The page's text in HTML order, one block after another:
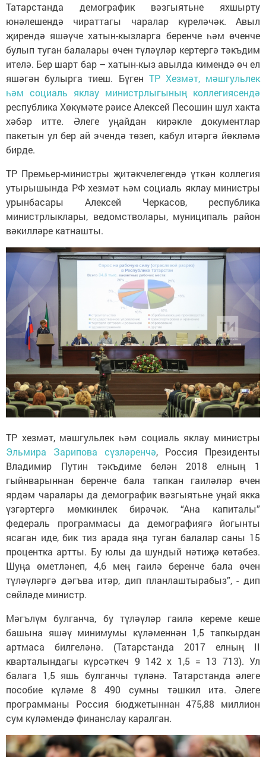
Татарстанда демографик вәзгыятьне яхшырту
юнәлешендә чираттагы чаралар күреләчәк. Авыл
җирендә яшәүче хатын-кызларга беренче һәм өченче
булып туган балалары өчен түләүләр кертергә тәкъдим
ителә. Бер шарт бар – хатын-кыз авылда кимендә өч ел
яшәгән булырга тиеш. Бүген ТР Хезмәт, мәшгульлек
һәм социаль яклау министрлыгының коллегиясендә
республика Хөкүмәте рәисе Алексей Песошин шул хакта
хәбәр итте. Әлеге уңайдан кирәкле документлар
пакетын ул бер ай эчендә төзеп, кабул итәргә йөкләмә
бирде.
ТР Премьер-министры җитәкчелегендә үткән коллегия
утырышында РФ хезмәт һәм социаль яклау министры
урынбасары Алексей Черкасов, республика
министрлыклары, ведомстволары, муниципаль район
вәкилләре катнашты.
ТР хезмәт, мәшгульлек һәм социаль яклау министры
Эльмира Зарипова сүзләренчә, Россия Президенты
Владимир Путин тәкъдиме белән 2018 елның 1
гыйнварыннан беренче бала тапкан гаиләләр өчен
ярдәм чаралары да демографик вәзгыятьне уңай якка
үзгәртергә мөмкинлек бирәчәк. “Ана капиталы”
федераль программасы да демографиягә йогынты
ясаган иде, бик тиз арада яңа туган балалар саны 15
процентка артты. Бу юлы да шундый нәтиҗә көтәбез.
Шуңа өметләнеп, 4,6 мең гаилә беренче бала өчен
түләүләргә дәгъва итәр, дип планлаштырабыз”, - дип
сөйләде министр.
Мәгълүм булганча, бу түләүләр гаилә кереме кеше
башына яшәү минимумы күләменнән 1,5 тапкырдан
артмаса билгеләнә. (Татарстанда 2017 елның II
кварталындагы күрсәткеч 9 142 х 1,5 = 13 713). Ул
балага 1,5 яшь булганчы түләнә. Татарстанда әлеге
пособие күләме 8 490 сумны тәшкил итә. Әлеге
программаны Россия бюджетыннан 475,88 миллион
сум күләмендә финанслау каралган.